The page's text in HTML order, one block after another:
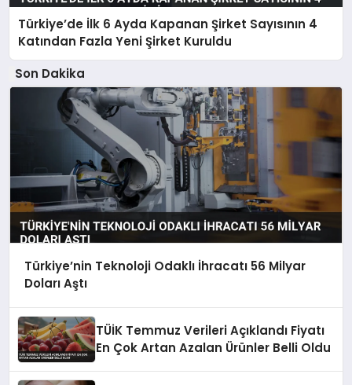
Türkiye’de İlk 6 Ayda Kapanan Şirket Sayısının 4
Katından Fazla Yeni Şirket Kuruldu
Son Dakika
Türkiye’nin Teknoloji Odaklı İhracatı 56 Milyar
Doları Aştı
TÜİK Temmuz Verileri Açıklandı Fiyatı
En Çok Artan Azalan Ürünler Belli Oldu